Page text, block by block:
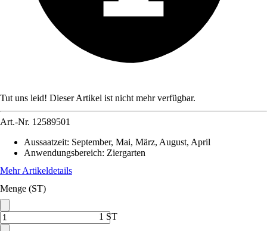
Tut uns leid! Dieser Artikel ist nicht mehr verfügbar.
Art.-Nr. 12589501
Aussaatzeit: September, Mai, März, August, April
Anwendungsbereich: Ziergarten
Mehr Artikeldetails
Menge (ST)
1 ST